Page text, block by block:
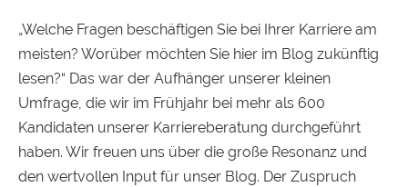
„Welche Fragen beschäftigen Sie bei Ihrer Karriere am
meisten? Worüber möchten Sie hier im Blog zukünftig
lesen?“ Das war der Aufhänger unserer kleinen
Umfrage, die wir im Frühjahr bei mehr als 600
Kandidaten unserer Karriereberatung durchgeführt
haben. Wir freuen uns über die große Resonanz und
den wertvollen Input für unser Blog. Der Zuspruch